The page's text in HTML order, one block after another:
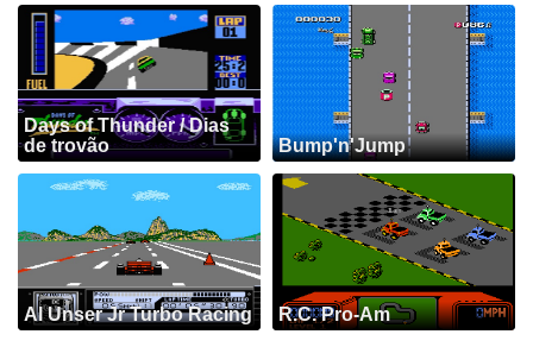
Days of Thunder / Dias
de trovão
Bump'n'Jump
Al Unser Jr Turbo Racing R.C. Pro-Am